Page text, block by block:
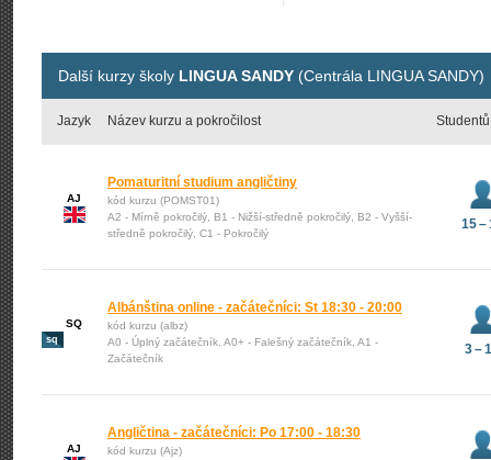
Další kurzy školy LINGUA SANDY (Centrála LINGUA SANDY)
Jazyk Název kurzu a pokročilost Studentů
AJ
Pomaturitní studium angličtiny
kód kurzu (POMST01)
A2 - Mírně pokročilý, B1 - Nižší-středně pokročilý, B2 - Vyšší-
středně pokročilý, C1 - Pokročilý
15 –
SQ
sq
Albánština online - začátečníci: St 18:30 - 20:00
kód kurzu (albz)
A0 - Úplný začátečník, A0+ - Falešný začátečník, A1 -
Začátečník
3 –
AJ
Angličtina - začátečníci: Po 17:00 - 18:30
kód kurzu (Ajz)